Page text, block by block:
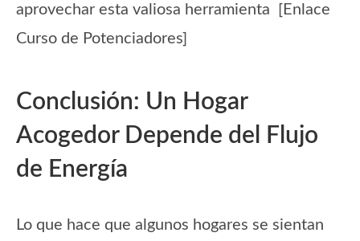
aprovechar esta valiosa herramienta [Enlace
Curso de Potenciadores]
Conclusión: Un Hogar
Acogedor Depende del Flujo
de Energía
Lo que hace que algunos hogares se sientan